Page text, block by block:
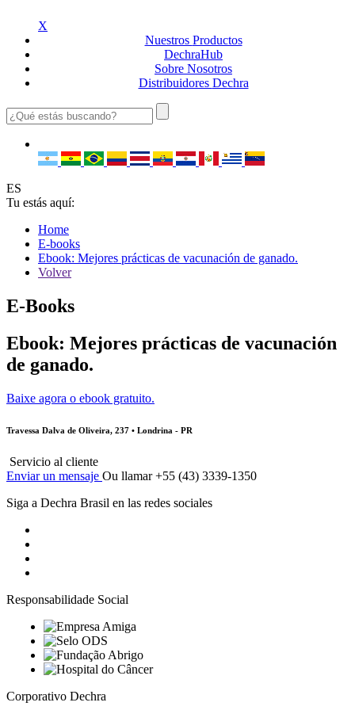
X
Nuestros Productos
DechraHub
Sobre Nosotros
Distribuidores Dechra
ES
Tu estás aquí:
Home
E-books
Ebook: Mejores prácticas de vacunación de ganado.
Volver
E-Books
Ebook: Mejores prácticas de vacunación
de ganado.
Baixe agora o ebook gratuito.
Travessa Dalva de Oliveira, 237 • Londrina - PR
Servicio al cliente
Enviar un mensaje Ou llamar +55 (43) 3339-1350
Siga a Dechra Brasil en las redes sociales
Responsabilidade Social
Corporativo Dechra